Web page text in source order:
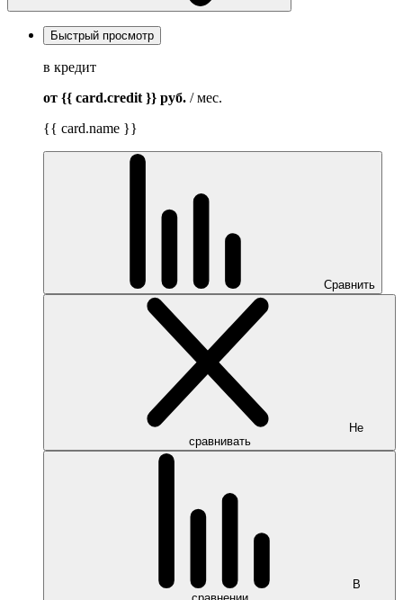
Быстрый просмотр
в кредит
от {{ card.credit }} руб. / мес.
{{ card.name }}
Сравнить
Не
сравнивать
В